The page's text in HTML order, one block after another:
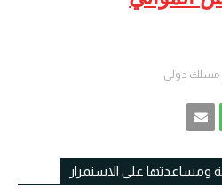
مسلك دولي
ومساعدتها على الاستمرار